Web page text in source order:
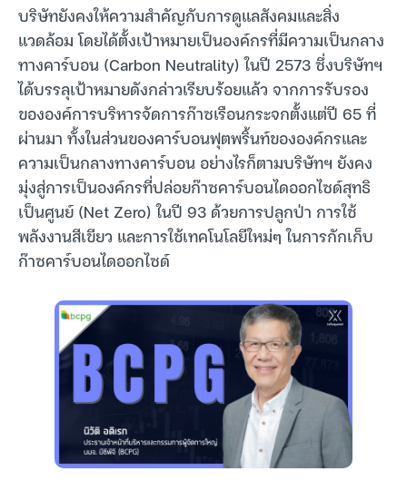
บริษัทยังคงให้ความสำคัญกับการดูแลสังคมและสิ่ง
แวดล้อม โดยได้ตั้งเป้าหมายเป็นองค์กรที่มีความเป็นกลาง
ทางคาร์บอน (Carbon Neutrality) ในปี 2573 ซึ่งบริษัทฯ
ได้บรรลุเป้าหมายดังกล่าวเรียบร้อยแล้ว จากการรับรอง
ขององค์การบริหารจัดการก๊าซเรือนกระจกตั้งแต่ปี 65 ที่
ผ่านมา ทั้งในส่วนของคาร์บอนฟุตพริ้นท์ขององค์กรและ
ความเป็นกลางทางคาร์บอน อย่างไรก็ตามบริษัทฯ ยังคง
มุ่งสู่การเป็นองค์กรที่ปล่อยก๊าซคาร์บอนไดออกไซด์สุทธิ
เป็นศูนย์ (Net Zero) ในปี 93 ด้วยการปลูกป่า การใช้
พลังงานสีเขียว และการใช้เทคโนโลยีใหม่ๆ ในการกักเก็บ
ก๊าซคาร์บอนไดออกไซด์